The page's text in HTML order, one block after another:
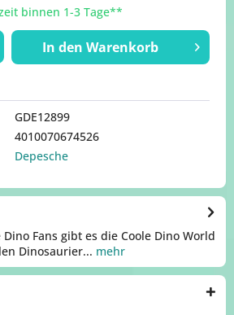
binnen 1-3 Tage**
In den Warenkorb
GDE12899
4010070674526
Depesche
Fans gibt es die Coole Dino World
Dinosaurier... mehr